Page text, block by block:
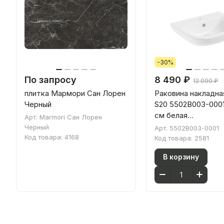
По запросу
плитка Мармори Сан Лорен
Черный
Арт. Marmori Сан Лорен
Черный
Код товара: 4168
-30%
8 490 ₽ 12 090 ₽
Раковина
S20 5502B003-
см белая
антибактериальное
покрытие Hygiene
Арт. 5502B003-0001
Код товара: 2581
В корзину